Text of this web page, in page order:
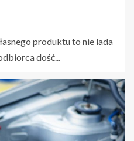
produktu to nie lada
dość...